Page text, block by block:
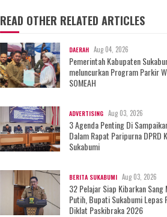
READ OTHER RELATED ARTICLES
DAERAH Aug 04, 2026
Pemerintah Kabupaten
meluncurkan Program Parkir
SOMEAH
ADVERTISING Aug 03, 2026
3 Agenda Penting Di
Dalam Rapat Paripurna DPRD
Sukabumi
BERITA SUKABUMI Aug 03, 2026
32 Pelajar Siap Kibarkan Sang
Putih, Bupati Sukabumi Lepas
Diklat Paskibraka 2026